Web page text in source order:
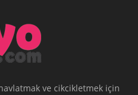
ve cikcikletmek için